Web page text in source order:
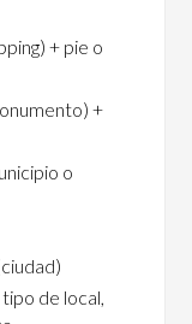
+ pie o
+
o
de local,